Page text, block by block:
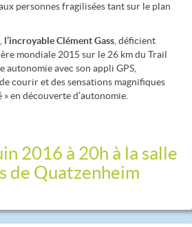
personnes fragilisées tant sur le plan
l’incroyable Clément Gass , déficient
mondiale 2015 sur le 26 km du Trail
avec son appli GPS,
courir et des sensations magnifiques
en découverte d’autonomie.
2016 à 20h à la salle
de Quatzenheim